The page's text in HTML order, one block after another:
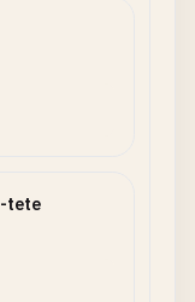
tete